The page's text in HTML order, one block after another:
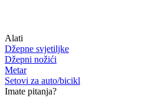
Alati
Džepne svjetiljke
Džepni nožići
Metar
Setovi za auto/bicikl
Imate pitanja?